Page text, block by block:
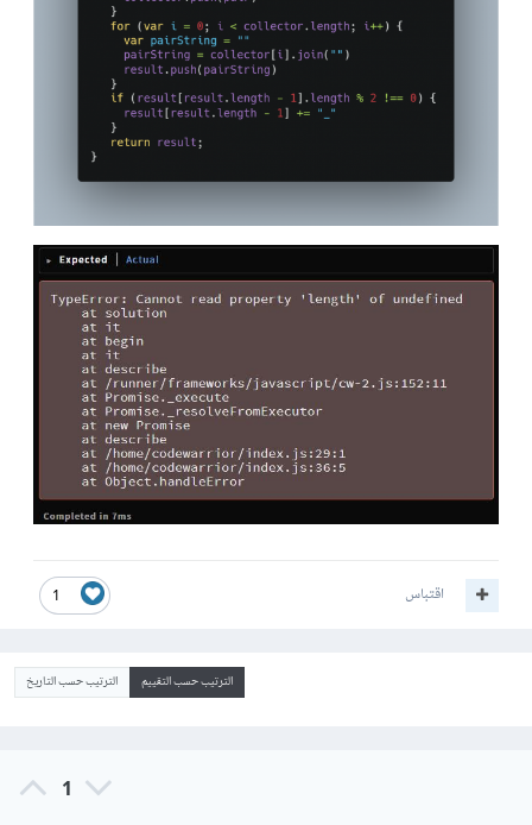
1 اقتباس
الترتيب حسب التقييم الترتيب حسب التاريخ
1